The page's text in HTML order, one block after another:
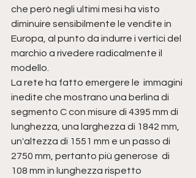
che però negli ultimi mesi ha visto
diminuire sensibilmente le vendite in
Europa, al punto da indurre i vertici del
marchio a rivedere radicalmente il
modello.
La rete ha fatto emergere le  immagini
inedite che mostrano una berlina di
segmento C con misure di 4395 mm di
lunghezza, una larghezza di 1842 mm,
un'altezza di 1551 mm e un passo di
2750 mm, pertanto più generose  di
108 mm in lunghezza rispetto